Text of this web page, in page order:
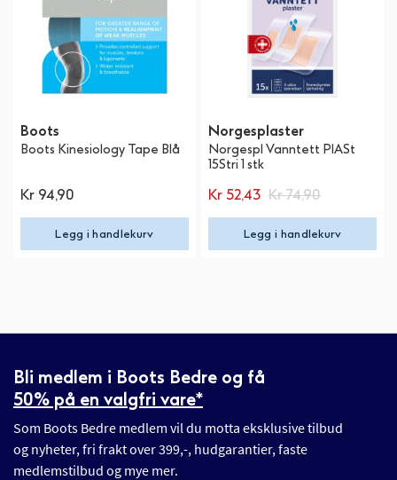
Boots
Boots Kinesiology Tape Blå
Kr 94,90
Legg i handlekurv
Norgesplaster
Norgespl Vanntett PlASt
15Stri 1 stk
Kr 52,43 Kr 74,90
Legg i handlekurv
Bli medlem i Boots Bedre og få
50% på en valgfri vare*
Som Boots Bedre medlem vil du motta eksklusive tilbud
og nyheter, fri frakt over 399,-, hudgarantier, faste
medlemstilbud og mye mer.